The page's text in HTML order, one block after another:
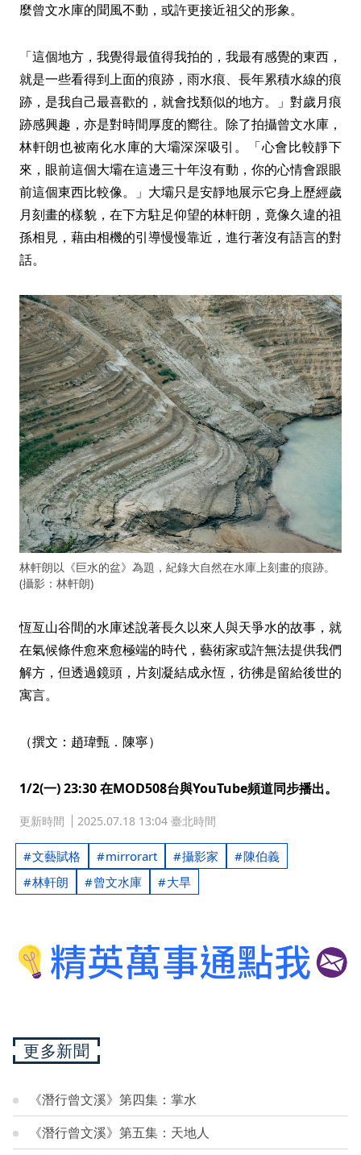
麼曾文水庫的聞風不動，或許更接近祖父的形象。
「這個地方，我覺得最值得我拍的，我最有感覺的東西，
就是一些看得到上面的痕跡，雨水痕、長年累積水線的痕
跡，是我自己最喜歡的，就會找類似的地方。」對歲月痕
跡感興趣，亦是對時間厚度的嚮往。除了拍攝曾文水庫，
林軒朗也被南化水庫的大壩深深吸引。「心會比較靜下
來，眼前這個大壩在這邊三十年沒有動，你的心情會跟眼
前這個東西比較像。」大壩只是安靜地展示它身上歷經歲
月刻畫的樣貌，在下方駐足仰望的林軒朗，竟像久違的祖
孫相見，藉由相機的引導慢慢靠近，進行著沒有語言的對
話。
林軒朗以《巨水的盆》為題，紀錄大自然在水庫上刻畫的痕跡。
(攝影：林軒朗)
恆亙山谷間的水庫述說著長久以來人與天爭水的故事，就
在氣候條件愈來愈極端的時代，藝術家或許無法提供我們
解方，但透過鏡頭，片刻凝結成永恆，彷彿是留給後世的
寓言。
（撰文：趙瑋甄．陳寧）
1/2(一) 23:30 在MOD508台與YouTube頻道同步播出。
更新時間 2025.07.18 13:04 臺北時間
文藝賦格 mirrorart 攝影家
陳伯義
林軒朗
曾文水庫 大旱
更多新聞
《潛行曾文溪》第四集：掌水
《潛行曾文溪》第五集：天地人